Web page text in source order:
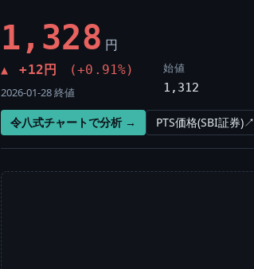
1,328 円
▲ +12円 (+0.91%)
2026-01-28 終値
始値
1,312
令八式チャートで分析 → PTS価格(SBI証券)↗